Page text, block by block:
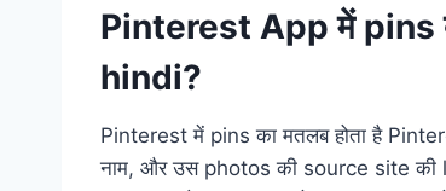
Pinterest App में pins
hindi?
Pinterest में pins का मतलब होता है
नाम, और उस photos की source site की